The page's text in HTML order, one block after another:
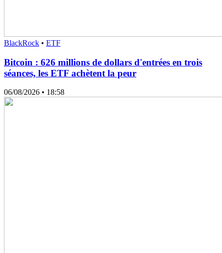
BlackRock • ETF
Bitcoin : 626 millions de dollars d'entrées en trois
séances, les ETF achètent la peur
06/08/2026 • 18:58